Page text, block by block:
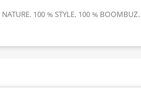
NATURE. 100 % STYLE. 100 % BOOMBUZ.